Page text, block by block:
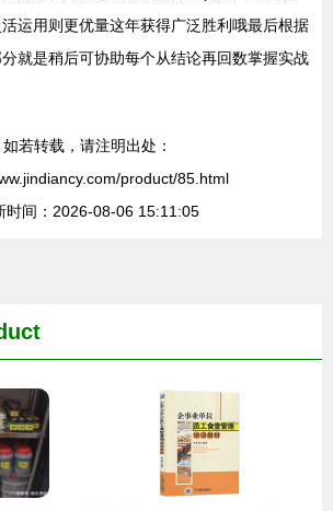
运用则更优量这年获得广泛胜利哦最后根据
就是稍后可协助每个从结论再回数掌握实战
如若转载，请注明出处：
product/85.html
时间：2026-08-06 15:11:05